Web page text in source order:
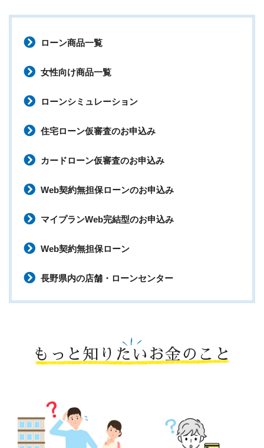
ローン商品一覧
女性向け商品一覧
ローンシミュレーション
住宅ローン仮審査のお申込み
カードローン仮審査のお申込み
Web契約無担保ローンのお申込み
マイプランWeb完結型のお申込み
Web契約無担保ローン
長野県内の店舗・ローンセンター
もっと知りたいお金のこと